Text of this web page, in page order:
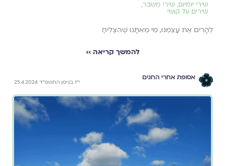
שירי יומיום, שירי משבר,
שירים על קושי
לְהָרִים אֶת עַצְמֵנוּ, מִי מֵאִתָּנוּ שֶׁהִצְלִיחַ
להמשך קריאה ››
אסופת אחרי החגים
י״ז בניסן התשפ״ד 25.4.2024